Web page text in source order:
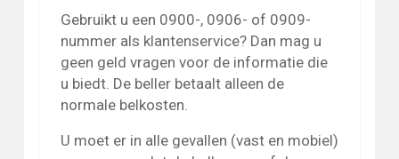
Gebruikt u een 0900-, 0906- of 0909-
nummer als klantenservice? Dan mag u
geen geld vragen voor de informatie die
u biedt. De beller betaalt alleen de
normale belkosten.
U moet er in alle gevallen (vast en mobiel)